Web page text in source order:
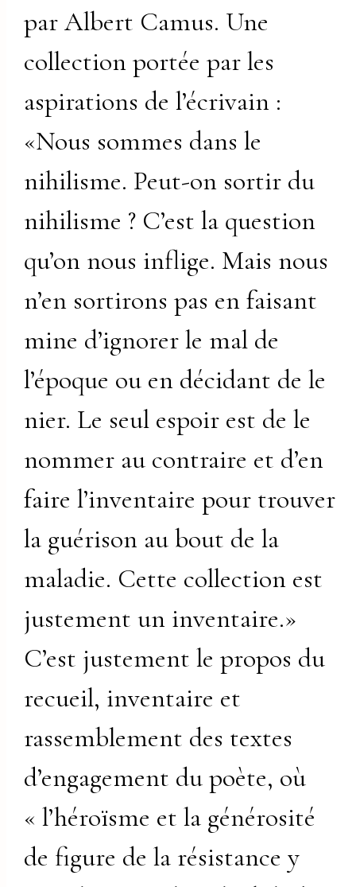
par Albert Camus. Une
collection portée par les
aspirations de l’écrivain :
«Nous sommes dans le
nihilisme. Peut-on sortir du
nihilisme ? C’est la question
qu’on nous inflige. Mais nous
n’en sortirons pas en faisant
mine d’ignorer le mal de
l’époque ou en décidant de le
nier. Le seul espoir est de le
nommer au contraire et d’en
faire l’inventaire pour trouver
la guérison au bout de la
maladie. Cette collection est
justement un inventaire.»
C’est justement le propos du
recueil, inventaire et
rassemblement des textes
d’engagement du poète, où
« l’héroïsme et la générosité
de figure de la résistance y